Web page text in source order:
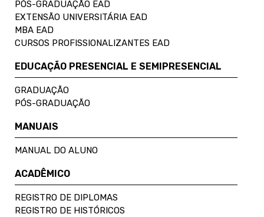
PÓS-GRADUAÇÃO EAD
EXTENSÃO UNIVERSITÁRIA EAD
MBA EAD
CURSOS PROFISSIONALIZANTES EAD
EDUCAÇÃO PRESENCIAL E SEMIPRESENCIAL
GRADUAÇÃO
PÓS-GRADUAÇÃO
MANUAIS
MANUAL DO ALUNO
ACADÊMICO
REGISTRO DE DIPLOMAS
REGISTRO DE HISTÓRICOS